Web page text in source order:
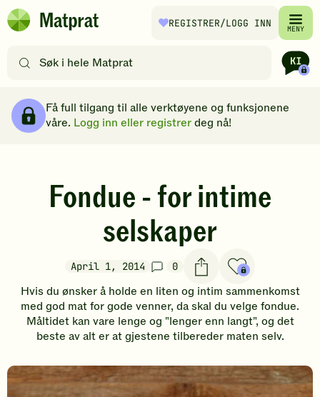
Hopp til hovedinnhold
Matprat
REGISTRER/LOGG INN MENY
etter
filtre
Få full tilgang til alle verktøyene og funksjonene
våre. Logg inn eller registrerdeg nå!
Fondue - for intime
selskaper
April 1, 2014 0
Hvis du ønsker å holde en liten og intim sammenkomst
med god mat for gode venner, da skal du velge fondue.
Måltidet kan vare lenge og "lenger enn langt", og det
beste av alt er at gjestene tilbereder maten selv.